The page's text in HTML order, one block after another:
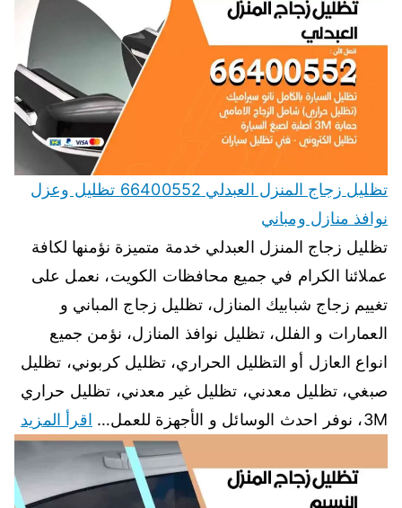
تظليل زجاج المنزل العبدلي 66400552 تظليل وعزل
نوافذ منازل ومباني
تظليل زجاج المنزل العبدلي خدمة متميزة نؤمنها لكافة
عملائنا الكرام في جميع محافظات الكويت، نعمل على
تغييم زجاج شبابيك المنازل، تظليل زجاج المباني و
العمارات و الفلل، تظليل نوافذ المنازل، نؤمن جميع
انواع العازل أو التظليل الحراري، تظليل كربوني، تظليل
صبغي، تظليل معدني، تظليل غير معدني، تظليل حراري
3M، نوفر احدث الوسائل و الأجهزة للعمل…
اقرأ المزيد